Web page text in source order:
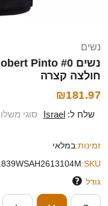
נשים
חולצה קצרה
₪181.97
שלח ל: Israel סוגי
זמינות:במלאי
SKU:
גודל